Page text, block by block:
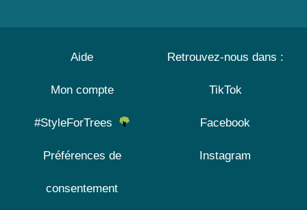
Aide
Mon compte
#StyleForTrees
Préférences de
consentement
Retrouvez-nous dans :
TikTok
Facebook
Instagram